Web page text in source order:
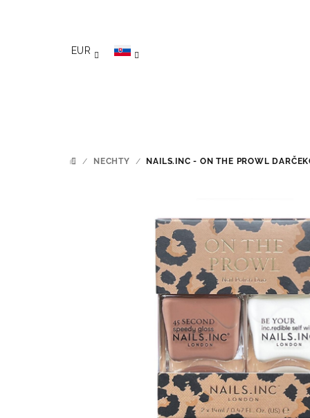
EUR
DOMOV
/ NECHTY / NAILS.INC - ON THE PROWL